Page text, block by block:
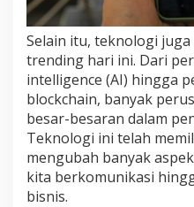
Selain itu, teknologi
trending hari ini. Dari
intelligence (AI) hingga
blockchain, banyak
besar-besaran dalam
Teknologi ini telah
mengubah banyak
kita berkomunikasi
bisnis.